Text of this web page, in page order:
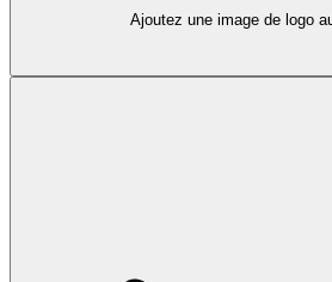
Ajoutez une image de logo